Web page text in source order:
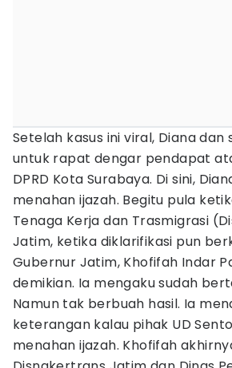
Setelah kasus ini viral, Diana dan
untuk rapat dengar pendapat
DPRD Kota Surabaya. Di sini,
menahan ijazah. Begitu pula
Tenaga Kerja dan Trasmigrasi
Jatim, ketika diklarifikasi pun
Gubernur Jatim, Khofifah Indar
demikian. Ia mengaku sudah
Namun tak berbuah hasil. Ia
keterangan kalau pihak UD
menahan ijazah. Khofifah